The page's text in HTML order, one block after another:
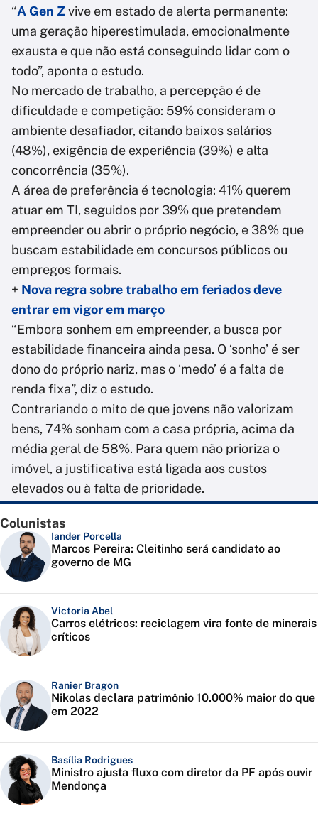
“A Gen Zvive em estado de alerta permanente:
uma geração hiperestimulada, emocionalmente
exausta e que não está conseguindo lidar com o
todo”, aponta o estudo.
No mercado de trabalho, a percepção é de
dificuldade e competição: 59% consideram o
ambiente desafiador, citando baixos salários
(48%), exigência de experiência (39%) e alta
concorrência (35%).
A área de preferência é tecnologia: 41% querem
atuar em TI, seguidos por 39% que pretendem
empreender ou abrir o próprio negócio, e 38% que
buscam estabilidade em concursos públicos ou
empregos formais.
+ Nova regra sobre trabalho em feriados deve
entrar em vigor em março
“Embora sonhem em empreender, a busca por
estabilidade financeira ainda pesa. O ‘sonho’ é ser
dono do próprio nariz, mas o ‘medo’ é a falta de
renda fixa”, diz o estudo.
Contrariando o mito de que jovens não valorizam
bens, 74% sonham com a casa própria, acima da
média geral de 58%. Para quem não prioriza o
imóvel, a justificativa está ligada aos custos
elevados ou à falta de prioridade.
Colunistas
Iander Porcella
Marcos Pereira: Cleitinho será candidato ao
governo de MG
Victoria Abel
Carros elétricos: reciclagem vira fonte de minerais
críticos
Ranier Bragon
Nikolas declara patrimônio 10.000% maior do que
em 2022
Basília Rodrigues
Ministro ajusta fluxo com diretor da PF após ouvir
Mendonça